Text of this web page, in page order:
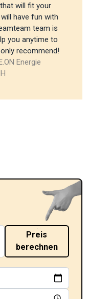
will fit your
have fun with
team is
you anytime to
recommend!
Energie
Preis
berechnen